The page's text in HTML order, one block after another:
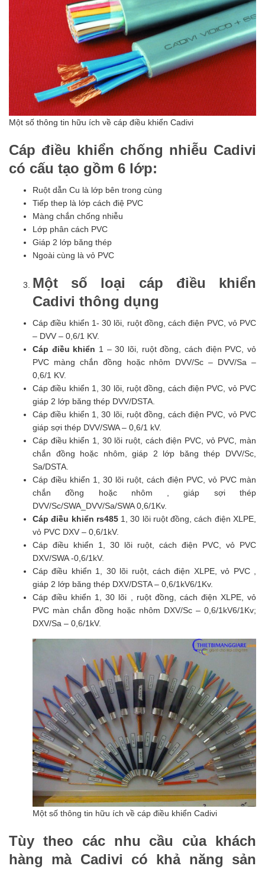
Một số thông tin hữu ích về cáp điều khiển Cadivi
Cáp điều khiển chống nhiễu Cadivi
có cấu tạo gồm 6 lớp:
Ruột dẫn Cu là lớp bên trong cùng
Tiếp thep là lớp cách điệ PVC
Màng chắn chống nhiễu
Lớp phân cách PVC
Giáp 2 lớp băng thép
Ngoài cùng là vỏ PVC
Một số loại cáp điều khiển
Cadivi thông dụng
Cáp điều khiển 1- 30 lõi, ruột đồng, cách điện PVC, vỏ PVC
– DVV – 0,6/1 KV.
Cáp điều khiển 1 – 30 lõi, ruột đồng, cách điện PVC, vỏ
PVC màng chắn đồng hoặc nhôm DVV/Sc – DVV/Sa –
0,6/1 KV.
Cáp điều khiển 1, 30 lõi, ruột đồng, cách điện PVC, vỏ PVC
giáp 2 lớp băng thép DVV/DSTA.
Cáp điều khiển 1, 30 lõi, ruột đồng, cách điện PVC, vỏ PVC
giáp sợi thép DVV/SWA – 0,6/1 kV.
Cáp điều khiển 1, 30 lõi ruột, cách điện PVC, vỏ PVC, màn
chắn đồng hoặc nhôm, giáp 2 lớp băng thép DVV/Sc,
Sa/DSTA.
Cáp điều khiển 1, 30 lõi ruột, cách điện PVC, vỏ PVC màn
chắn đồng hoặc nhôm , giáp sợi thép
DVV/Sc/SWA_DVV/Sa/SWA 0,6/1Kv.
Cáp điều khiển rs4851, 30 lõi ruột đồng, cách điện XLPE,
vỏ PVC DXV – 0,6/1kV.
Cáp điều khiển 1, 30 lõi ruột, cách điện PVC, vỏ PVC
DXV/SWA -0,6/1kV.
Cáp điều khiển 1, 30 lõi ruột, cách điện XLPE, vỏ PVC ,
giáp 2 lớp băng thép DXV/DSTA – 0,6/1kV6/1Kv.
Cáp điều khiển 1, 30 lõi , ruột đồng, cách điện XLPE, vỏ
PVC màn chắn đồng hoặc nhôm DXV/Sc – 0,6/1kV6/1Kv;
DXV/Sa – 0,6/1kV.
Một số thông tin hữu ích về cáp điều khiển Cadivi
Tùy theo các nhu cầu của khách
hàng mà Cadivi có khả năng sản